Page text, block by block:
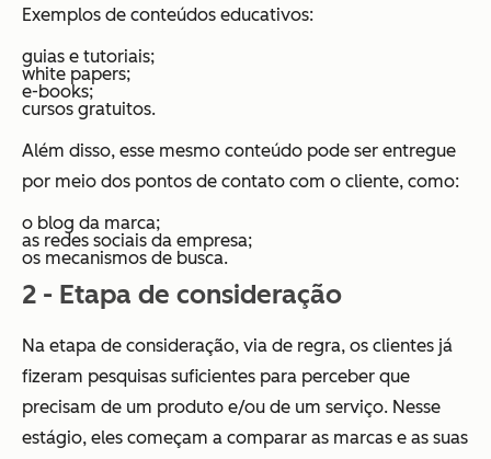
Exemplos de conteúdos educativos:
guias e tutoriais;
white papers;
e-books;
cursos gratuitos.
Além disso, esse mesmo conteúdo pode ser entregue
por meio dos pontos de contato com o cliente, como:
o blog da marca;
as redes sociais da empresa;
os mecanismos de busca.
2 - Etapa de consideração
Na etapa de consideração, via de regra, os clientes já
fizeram pesquisas suficientes para perceber que
precisam de um produto e/ou de um serviço. Nesse
estágio, eles começam a comparar as marcas e as suas